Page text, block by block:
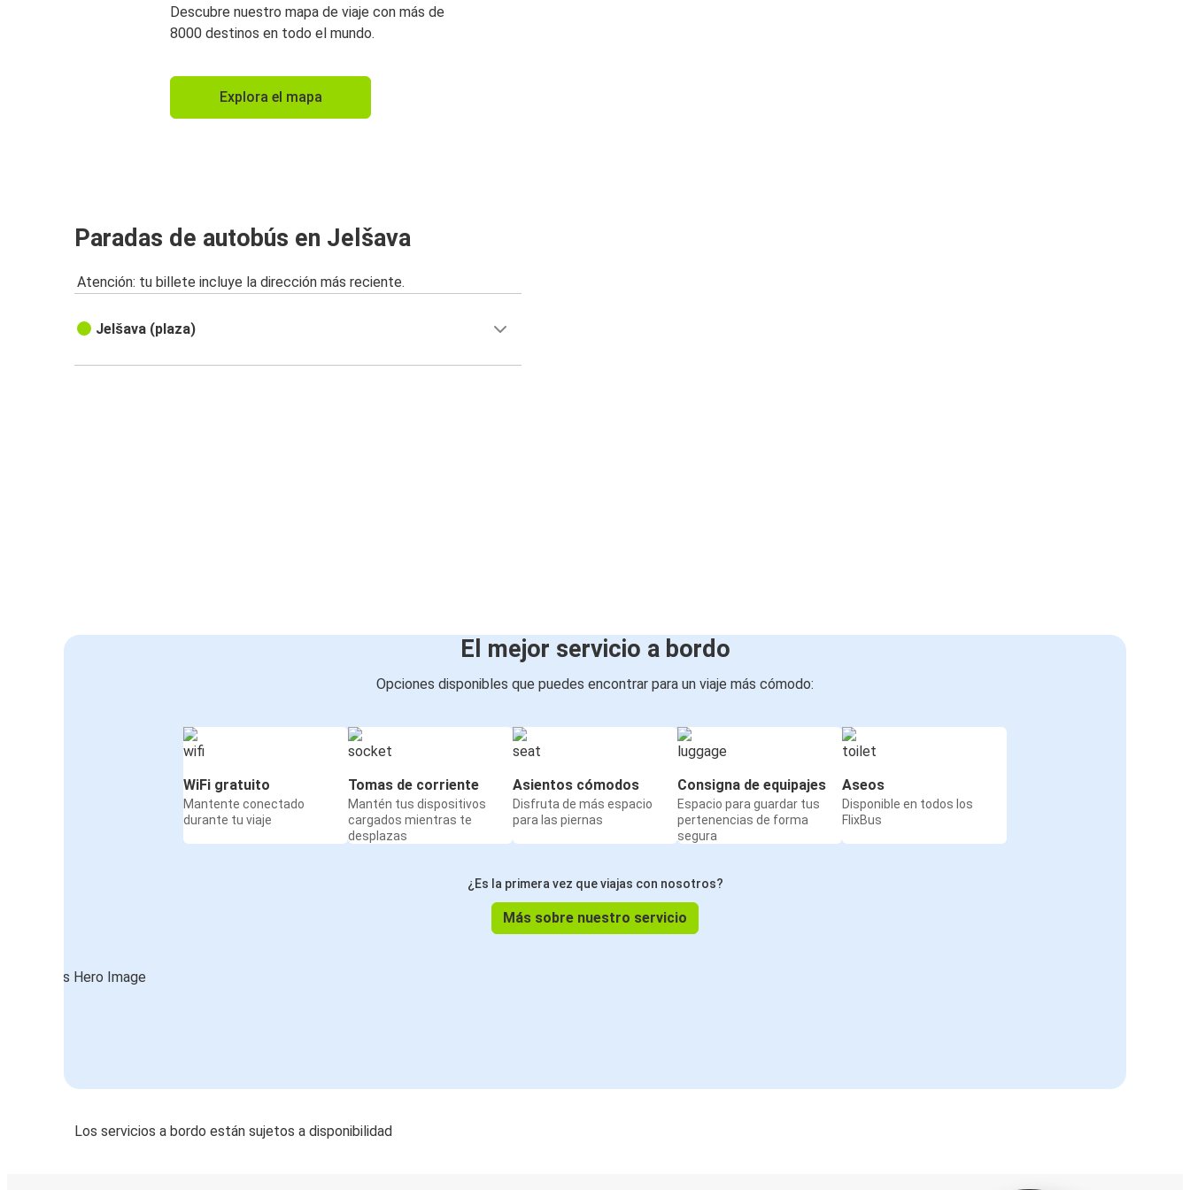
Descubre nuestro mapa de viaje con más de
8000 destinos en todo el mundo.
Explora el mapa
Paradas de autobús en Jelšava
Atención: tu billete incluye la dirección más reciente.
Jelšava (plaza)
El mejor servicio a bordo
Opciones disponibles que puedes encontrar para un viaje más cómodo:
WiFi gratuito
Mantente conectado
durante tu viaje
Tomas de corriente
Mantén tus dispositivos
cargados mientras te
desplazas
Asientos cómodos
Disfruta de más espacio
para las piernas
Consigna de equipajes
Espacio para guardar tus
pertenencias de forma
segura
Aseos
Disponible en todos los
FlixBus
¿Es la primera vez que viajas con nosotros?
Más sobre nuestro servicio
Los servicios a bordo están sujetos a disponibilidad